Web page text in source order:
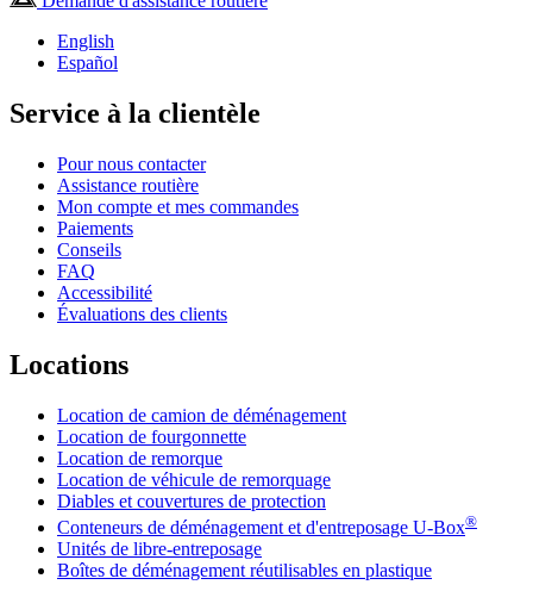
English
Español
Service à la clientèle
Pour nous contacter
Assistance routière
Mon compte et mes commandes
Paiements
Conseils
FAQ
Accessibilité
Évaluations des clients
Locations
Location de camion de déménagement
Location de fourgonnette
Location de remorque
Location de véhicule de remorquage
Diables et couvertures de protection
Conteneurs de déménagement et d'entreposage U-Box®
Unités de libre-entreposage
Boîtes de déménagement réutilisables en plastique